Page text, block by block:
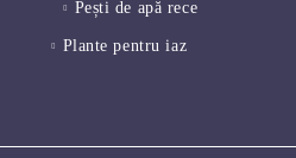
Pești de apă rece
Plante pentru iaz